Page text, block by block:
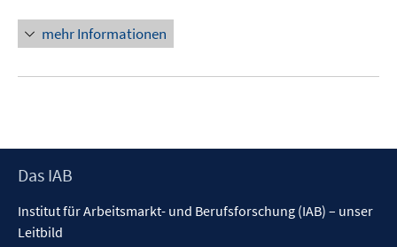
mehr Informationen
Footer
Das IAB
Institut für Arbeitsmarkt- und Berufsforschung (IAB) – unser
Leitbild